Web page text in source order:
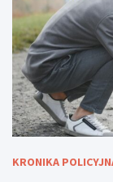
KRONIKA